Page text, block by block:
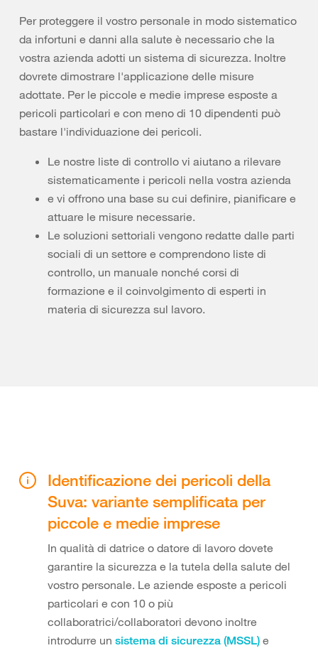
Per proteggere il vostro personale in modo sistematico
da infortuni e danni alla salute è necessario che la
vostra azienda adotti un sistema di sicurezza. Inoltre
dovrete dimostrare l'applicazione delle misure
adottate. Per le piccole e medie imprese esposte a
pericoli particolari e con meno di 10 dipendenti può
bastare l'individuazione dei pericoli.
Le nostre liste di controllo vi aiutano a rilevare
sistematicamente i pericoli nella vostra azienda
e vi offrono una base su cui definire, pianificare e
attuare le misure necessarie.
Le soluzioni settoriali vengono redatte dalle parti
sociali di un settore e comprendono liste di
controllo, un manuale nonché corsi di
formazione e il coinvolgimento di esperti in
materia di sicurezza sul lavoro.
Identificazione dei pericoli della
Suva: variante semplificata per
piccole e medie imprese
In qualità di datrice o datore di lavoro dovete
garantire la sicurezza e la tutela della salute del
vostro personale. Le aziende esposte a pericoli
particolari e con 10 o più
collaboratrici/collaboratori devono inoltre
introdurre un sistema di sicurezza (MSSL) e